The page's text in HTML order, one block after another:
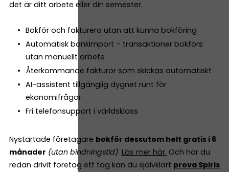
det är ditt arbete eller din semester.
Bokför och fakturera utan att kunna bokföring
Automatisk bankimport – transaktioner bokförs
utan manuellt arbete
Återkommande fakturor som skickas automatiskt
AI-assistent tillgänglig dygnet runt för
ekonomifrågor
Fri telefonsupport i världsklass
Nystartade företagare bokför dessutom helt gratis i 6
månader (utan bindningstid). Läs mer här. Och har du
redan drivit företag ett tag kan du självklart prova Spiris